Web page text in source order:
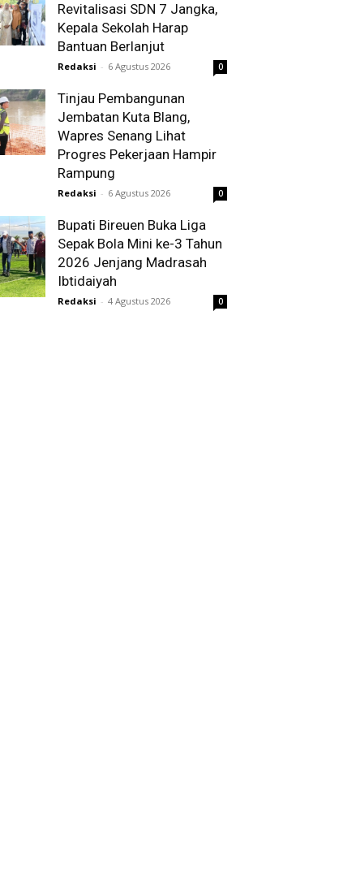
Revitalisasi SDN 7 Jangka,
Kepala Sekolah Harap
Bantuan Berlanjut
Redaksi - 6 Agustus 2026 0
Tinjau Pembangunan
Jembatan Kuta Blang,
Wapres Senang Lihat
Progres Pekerjaan Hampir
Rampung
Redaksi - 6 Agustus 2026 0
Bupati Bireuen Buka Liga
Sepak Bola Mini ke-3 Tahun
2026 Jenjang Madrasah
Ibtidaiyah
Redaksi - 4 Agustus 2026 0